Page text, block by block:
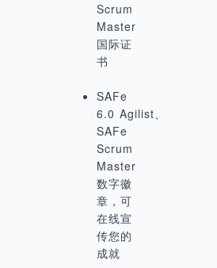
Scrum
Master
国际证
书
SAFe
6.0 Agilist、
SAFe
Scrum
Master
数字徽
章，可
在线宣
传您的
成就